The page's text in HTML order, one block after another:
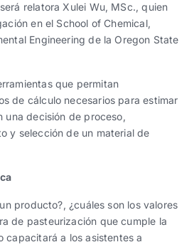
relatora Xulei Wu, MSc., quien
en el School of Chemical,
Engineering de la Oregon State
que permitan
de cálculo necesarios para estimar
una decisión de proceso,
y selección de un material de
producto?, ¿cuáles son los valores
de pasteurización que cumple la
capacitará a los asistentes a